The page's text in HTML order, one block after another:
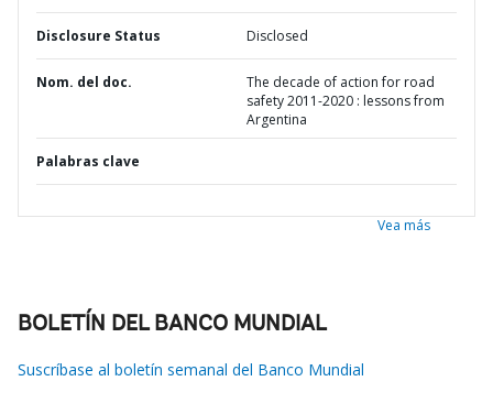
Disclosure Status Disclosed
Nom. del doc.
The decade of action for road
safety 2011-2020 : lessons from
Argentina
Palabras clave
Vea más
BOLETÍN DEL BANCO MUNDIAL
Suscríbase al boletín semanal del Banco Mundial